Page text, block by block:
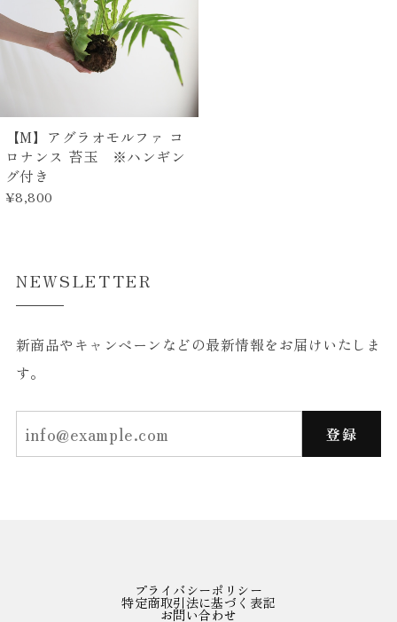
【M】アグラオモルファ コ
ロナンス 苔玉 ※ハンギン
グ付き
¥8,800
NEWSLETTER
新商品やキャンペーンなどの最新情報をお届けいたしま
す。
登録
プライバシーポリシー
特定商取引法に基づく表記
お問い合わせ